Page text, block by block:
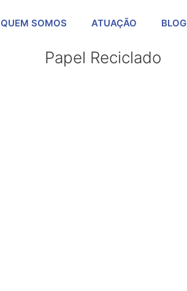
QUEM SOMOS ATUAÇÃO BLOG
Papel Reciclado